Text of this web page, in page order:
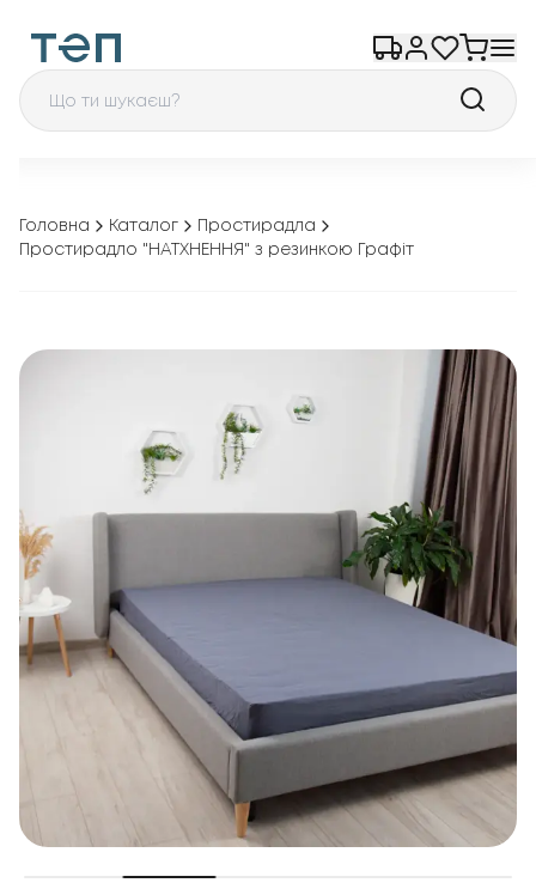
Головна Каталог
Простирадла
Простирадло "НАТХНЕННЯ" з резинкою Графіт